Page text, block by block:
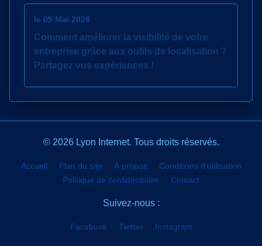
le 05 Mai 2026
Comment améliorer la visibilité de votre
entreprise grâce aux outils de localisation ?
Partagez vos expériences !
© 2026 Lyon Internet. Tous droits réservés.
Accueil Plan du site À propos
Conditions d'utilisation
Politique de confidentialité
Contact
Suivez-nous :
Facebook Twitter Instagram